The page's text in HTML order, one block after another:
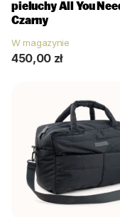
pieluchy All You
Czarny
W magazynie
450,00 zł